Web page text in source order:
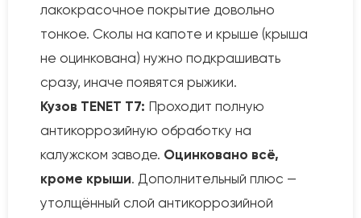
лакокрасочное покрытие довольно
тонкое. Сколы на капоте и крыше (крыша
не оцинкована) нужно подкрашивать
сразу, иначе появятся рыжики.
Кузов TENET T7: Проходит полную
антикоррозийную обработку на
калужском заводе. Оцинковано всё,
кроме крыши. Дополнительный плюс —
утолщённый слой антикоррозийной